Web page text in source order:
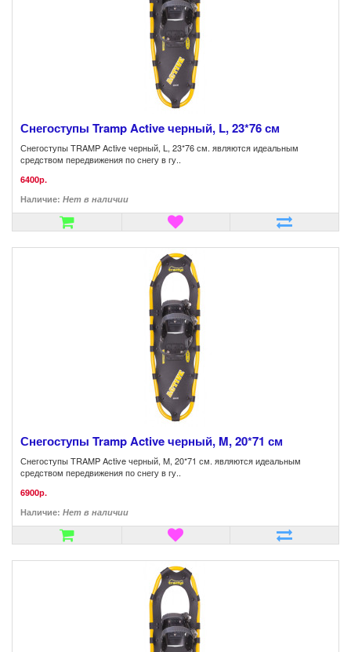
Снегоступы Tramp Active черный, L, 23*76 см
Снегоступы TRAMP Active черный, L, 23*76 см. являются идеальным
средством передвижения по снегу в гу..
6400р.
Наличие: Нет в наличии
Снегоступы Tramp Active черный, M, 20*71 см
Снегоступы TRAMP Active черный, M, 20*71 см. являются идеальным
средством передвижения по снегу в гу..
6900р.
Наличие: Нет в наличии